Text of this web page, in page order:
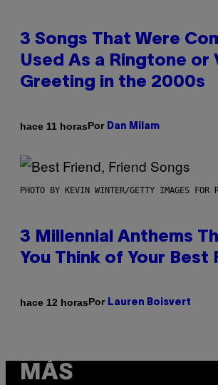
3 Songs That Were
Used As a Ringtone or
Greeting in the 2000s
hace 11 horasPor Dan Milam
PHOTO BY KEVIN WINTER/GETTY IMAGES FOR
3 Millennial Anthems
You Think of Your Best
hace 12 horasPor Lauren Boisvert
MÁS